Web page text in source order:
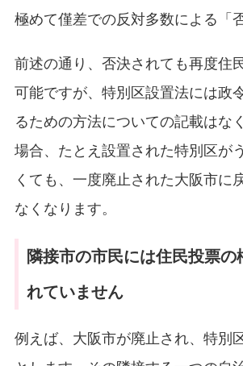
極めて僅差での反対多数による「
前述の通り、否決されても再度住
可能ですが、特別区設置法には政
るための方法についての記載はな
場合、たとえ設置された特別区が
くても、一度廃止された大阪市に
なくなります。
隣接市の市民には住民投票の
れていません
例えば、大阪市が廃止され、特別